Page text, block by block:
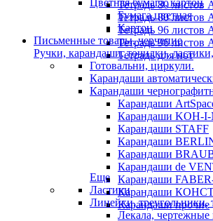
Тетрадь 80 листов
Тетрадь 80 листов
Тетрадь 96 листов
Тетрадь 96 листов
Тетрадь для нот
Цветная бумага, картон
Бумага цветная
Картон
Письменные товары, черчение
Ручки, карандаши, точилки,
Готовальни, циркули.
Карандаши
Карандаши
Карандаши
Карандаши KOH-I-
Карандаши STAFF
Карандаши
Карандаши
Карандаши de
Карандаши
Карандаши
Карандаши прочие
Еще
Ластики
Линейки, треугольники,
Лекала,